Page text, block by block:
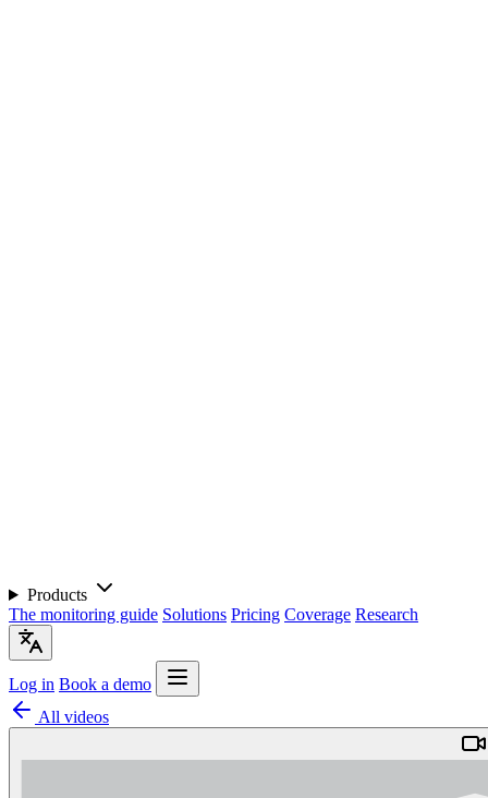
Products
The monitoring guide Solutions Pricing Coverage Research
Log in Book a demo
All videos